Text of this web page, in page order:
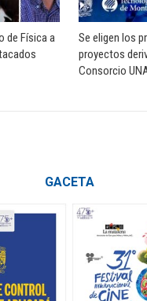
de Física a
Se eligen los
proyectos
Consorcio
GACETA